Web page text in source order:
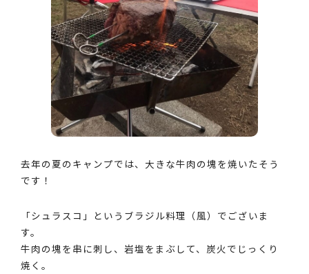
去年の夏のキャンプでは、大きな牛肉の塊を焼いたそう
です！
「シュラスコ」というブラジル料理（風）でございま
す。
牛肉の塊を串に刺し、岩塩をまぶして、炭火でじっくり
焼く。